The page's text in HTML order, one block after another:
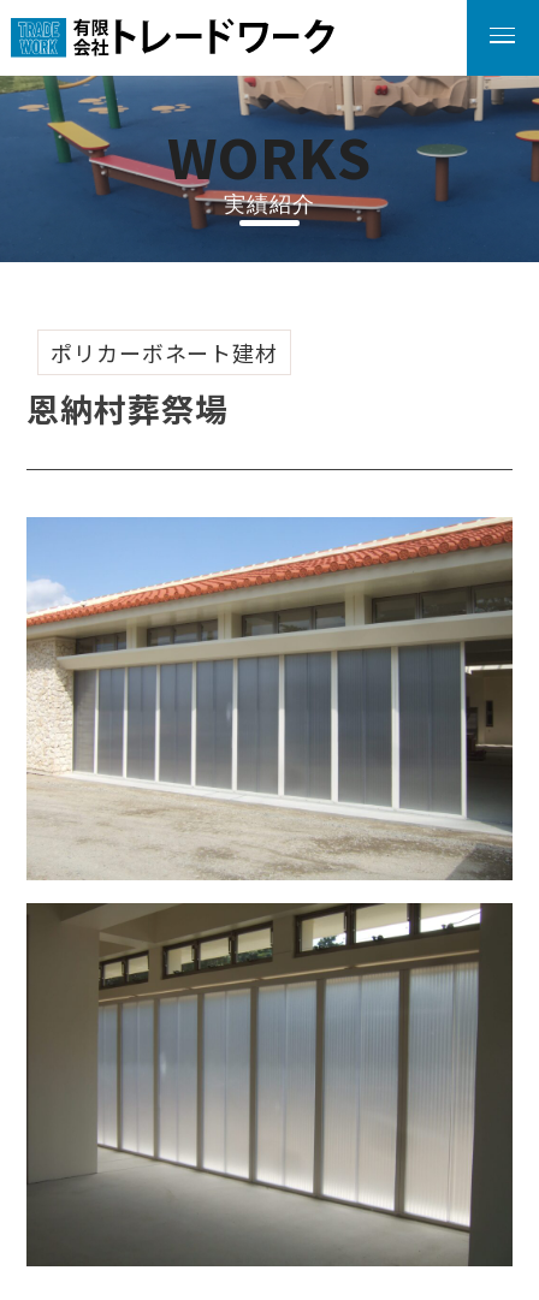
WORKS
実績紹介
恩納村葬祭場
ポリカーボネート建材